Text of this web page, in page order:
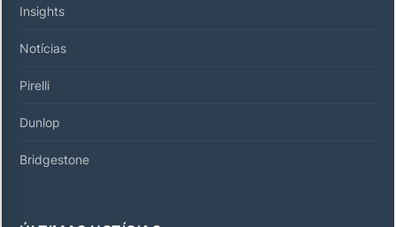
Insights
Notícias
Pirelli
Dunlop
Bridgestone